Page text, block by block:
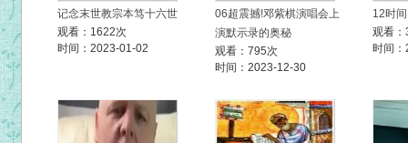
记念末世教宗本笃十六世
观看：1622次
时间：2023-01-02
06超震撼!邓紫棋演唱会上
演默示录的奥秘
观看：795次
时间：2023-12-30
12时
观看
时间